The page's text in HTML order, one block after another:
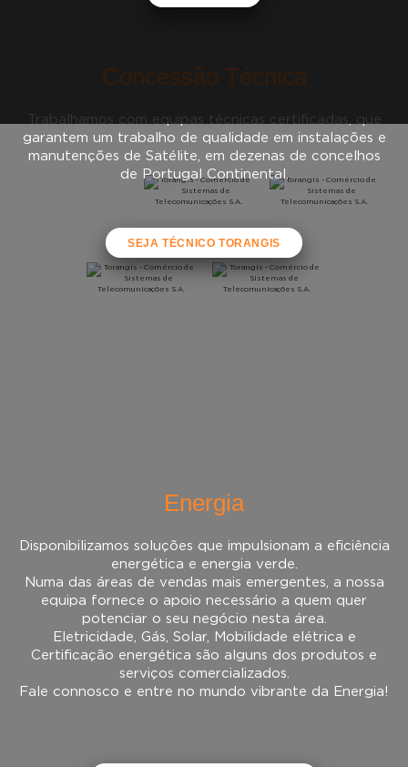
Concessão Técnica
Trabalhamos com equipas técnicas certificadas, que
garantem um trabalho de qualidade em instalações e
manutenções de Satélite, em dezenas de concelhos
de Portugal Continental.
SEJA TÉCNICO TORANGIS
Energia
Disponibilizamos soluções que impulsionam a eficiência
energética e energia verde.
Numa das áreas de vendas mais emergentes, a nossa
equipa fornece o apoio necessário a quem quer
potenciar o seu negócio nesta área.
Eletricidade, Gás, Solar, Mobilidade elétrica e
Certificação energética são alguns dos produtos e
serviços comercializados.
Fale connosco e entre no mundo vibrante da Energia!